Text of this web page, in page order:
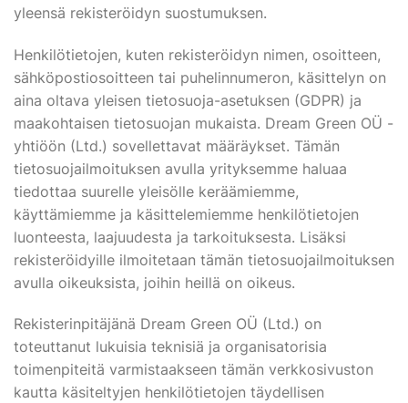
yleensä rekisteröidyn suostumuksen.
Henkilötietojen, kuten rekisteröidyn nimen, osoitteen,
sähköpostiosoitteen tai puhelinnumeron, käsittelyn on
aina oltava yleisen tietosuoja-asetuksen (GDPR) ja
maakohtaisen tietosuojan mukaista. Dream Green OÜ -
yhtiöön (Ltd.) sovellettavat määräykset. Tämän
tietosuojailmoituksen avulla yrityksemme haluaa
tiedottaa suurelle yleisölle keräämiemme,
käyttämiemme ja käsittelemiemme henkilötietojen
luonteesta, laajuudesta ja tarkoituksesta. Lisäksi
rekisteröidyille ilmoitetaan tämän tietosuojailmoituksen
avulla oikeuksista, joihin heillä on oikeus.
Rekisterinpitäjänä Dream Green OÜ (Ltd.) on
toteuttanut lukuisia teknisiä ja organisatorisia
toimenpiteitä varmistaakseen tämän verkkosivuston
kautta käsiteltyjen henkilötietojen täydellisen